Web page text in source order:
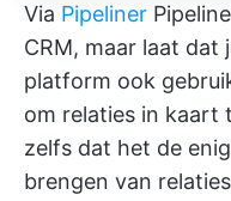
Via Pipeliner
CRM, maar laat dat
platform ook
om relaties in kaart
zelfs dat het de
brengen van